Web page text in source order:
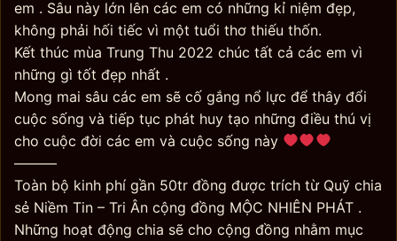
em . Sâu này lớn lên các em có những kỉ niệm đẹp,
không phải hối tiếc vì một tuổi thơ thiếu thốn.
Kết thúc mùa Trung Thu 2022 chúc tất cả các em vì
những gì tốt đẹp nhất .
Mong mai sâu các em sẽ cố gắng nổ lực để thây đổi
cuộc sống và tiếp tục phát huy tạo những điều thú vị
cho cuộc đời các em và cuộc sống này
———
Toàn bộ kinh phí gần 50tr đồng được trích từ Quỹ chia
sẻ Niềm Tin – Tri Ân cộng đồng MỘC NHIÊN PHÁT .
Những hoạt động chia sẽ cho cộng đồng nhằm mục